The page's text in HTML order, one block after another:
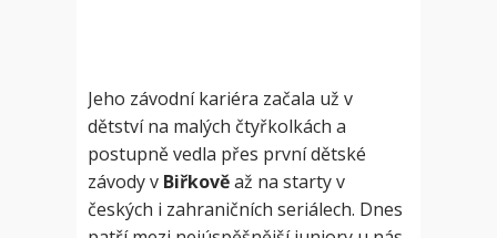
Jeho závodní kariéra začala už v
dětství na malých čtyřkolkách a
postupně vedla přes první dětské
závody v Biřkověaž na starty v
českých i zahraničních seriálech. Dnes